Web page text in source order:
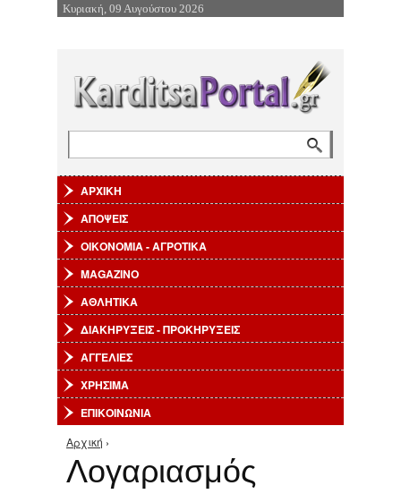
Επιστροφή στην Πλοήγηση
Κυριακή, 09 Αυγούστου 2026
ΑΡΧΙΚΗ
ΑΠΟΨΕΙΣ
ΟΙΚΟΝΟΜΙΑ - ΑΓΡΟΤΙΚΑ
MAGAZINO
ΑΘΛΗΤΙΚΑ
ΔΙΑΚΗΡΥΞΕΙΣ - ΠΡΟΚΗΡΥΞΕΙΣ
ΑΓΓΕΛΙΕΣ
ΧΡΗΣΙΜΑ
ΕΠΙΚΟΙΝΩΝΙΑ
Είστε εδώ
Αρχική ›
Λογαριασμός